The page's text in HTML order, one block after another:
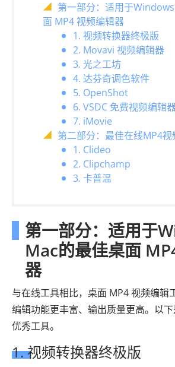
第一部分：适用于
面 MP4 视频编辑器
1. 视频转换器终极版
2. Movavi 视频编辑器
3. 光之工坊
4. 达芬奇调色软件
5. OpenShot
6. VSDC 免费视频编辑
7. iMovie
第二部分：最佳在线MP4
1. Clideo
2. Clipchamp
3. 卡普温
第一部分：适用于
Mac的最佳桌面
器
与在线工具相比，桌面 MP4 视频编辑
编辑功能更丰富、输出质量更高。以
优秀工具。
1. 视频转换器终极版